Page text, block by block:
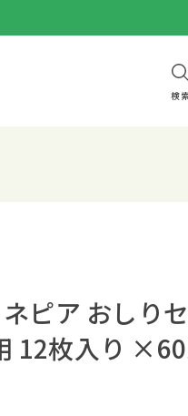
検
ネピア おしり
12枚入り